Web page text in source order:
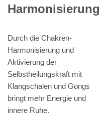
Harmonisierung
Durch die Chakren-
Harmonisierung und
Aktivierung der
Selbstheilungskraft mit
Klangschalen und Gongs
bringt mehr Energie und
innere Ruhe.